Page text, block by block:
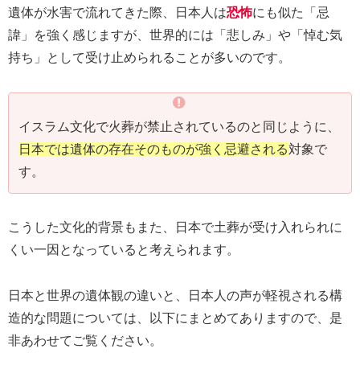
遺体が水害で流れてきた際、日本人は恐怖にも似た「忌
諱」を強く感じますが、世界的には「悲しみ」や「悼む気
持ち」として受け止められることが多いのです。
イスラム文化で火葬が禁止されているのと同じように、
日本では遺体の存在そのものが強く忌避される対象で
す。
こうした文化的背景もまた、日本で土葬が受け入れられに
くい一因となっていると考えられます。
日本と世界の遺体観の違いと、日本人の声が軽視される構
造的な問題については、以下にまとめてありますので、是
非あわせてご覧ください。